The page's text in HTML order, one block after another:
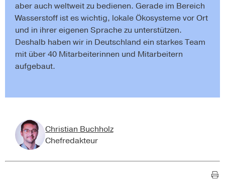
aber auch weltweit zu bedienen. Gerade im Bereich
Wasserstoff ist es wichtig, lokale Ökosysteme vor Ort
und in ihrer eigenen Sprache zu unterstützen.
Deshalb haben wir in Deutschland ein starkes Team
mit über 40 Mitarbeiterinnen und Mitarbeitern
aufgebaut.
Christian Buchholz
Chefredakteur